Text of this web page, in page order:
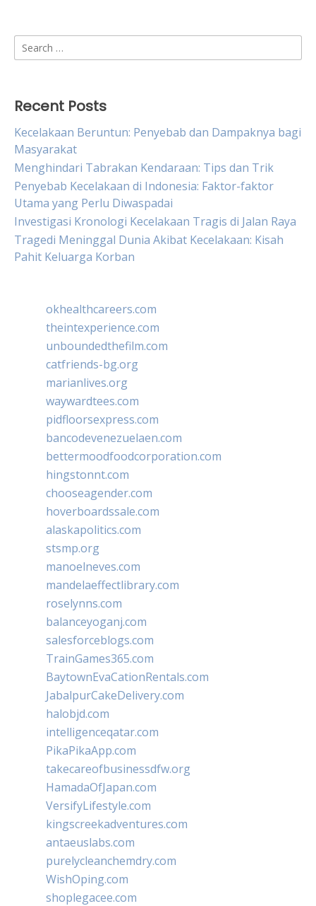
Search
for:
Recent Posts
Kecelakaan Beruntun: Penyebab dan Dampaknya bagi
Masyarakat
Menghindari Tabrakan Kendaraan: Tips dan Trik
Penyebab Kecelakaan di Indonesia: Faktor-faktor
Utama yang Perlu Diwaspadai
Investigasi Kronologi Kecelakaan Tragis di Jalan Raya
Tragedi Meninggal Dunia Akibat Kecelakaan: Kisah
Pahit Keluarga Korban
okhealthcareers.com
theintexperience.com
unboundedthefilm.com
catfriends-bg.org
marianlives.org
waywardtees.com
pidfloorsexpress.com
bancodevenezuelaen.com
bettermoodfoodcorporation.com
hingstonnt.com
chooseagender.com
hoverboardssale.com
alaskapolitics.com
stsmp.org
manoelneves.com
mandelaeffectlibrary.com
roselynns.com
balanceyoganj.com
salesforceblogs.com
TrainGames365.com
BaytownEvaCationRentals.com
JabalpurCakeDelivery.com
halobjd.com
intelligenceqatar.com
PikaPikaApp.com
takecareofbusinessdfw.org
HamadaOfJapan.com
VersifyLifestyle.com
kingscreekadventures.com
antaeuslabs.com
purelycleanchemdry.com
WishOping.com
shoplegacee.com